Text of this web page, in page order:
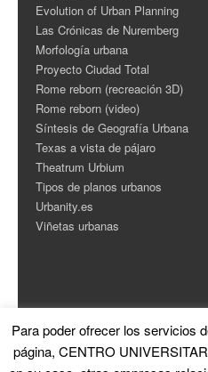
Evolution of Urban Planning
Las Crónicas de Nuremberg
Morfología urbana
Proyecto Ciudad Total
Rome reborn (recreación 3D)
Rome reborn (video)
Síntesis de Geografía Urbana
Texas a vista de pájaro
Theatrum Urbium
Tipos de planos urbanos
Urbanity.es
Viñetas urbanas
ESTADÍSTICAS
Para poder ofrecer los servicios
página, CENTRO